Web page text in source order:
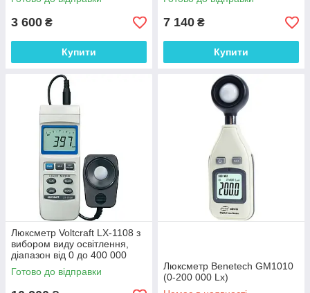
3 600 ₴
Купити
51840 пікселів, Німеччина
7 140 ₴
Купити
Люксметр Voltcraft LX-1108 з
вибором виду освітлення,
діапазон від 0 до 400 000
Люкс, Німеччина
Готово до відправки
Люксметр Benetech GM1010
(0-200 000 Lx)